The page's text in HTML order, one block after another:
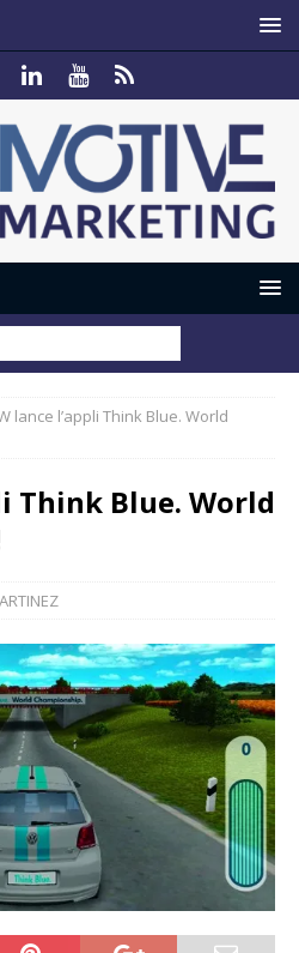
lance l’appli Think Blue. World
Think Blue. World